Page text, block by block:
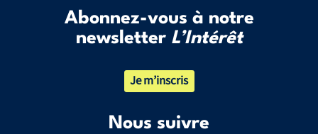
Abonnez-vous à notre
newsletter L’Intérêt
Je m’inscris
Nous suivre